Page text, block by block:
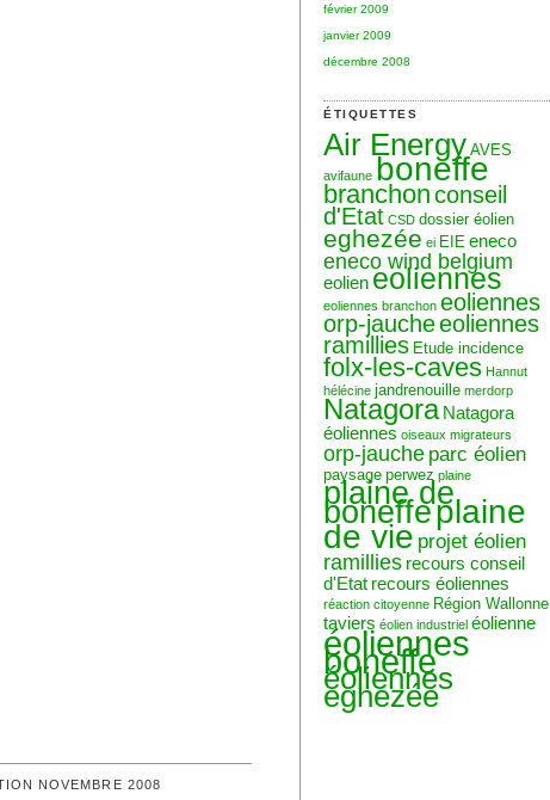
février 2009
janvier 2009
décembre 2008
ÉTIQUETTES
Air Energy AVES
avifaune boneffe
branchonconseil
d'Etat CSD dossier éolien
eghezée ei EIE eneco
eneco wind belgium
eolieneoliennes
eoliennes branchon eoliennes
orp-jaucheeoliennes
ramillies Etude incidence
folx-les-caves Hannut
hélécine jandrenouille merdorp
Natagora Natagora
éoliennes oiseaux migrateurs
orp-jauche parc éolien
paysage perwez plaine
plaine de
boneffeplaine
de vie projet éolien
ramillies recours conseil
d'Etat recours éoliennes
réaction citoyenne Région Wallonne
taviers éolien industriel éolienne
éoliennes
boneffe
éoliennes
eghezée
NOVEMBRE 2008